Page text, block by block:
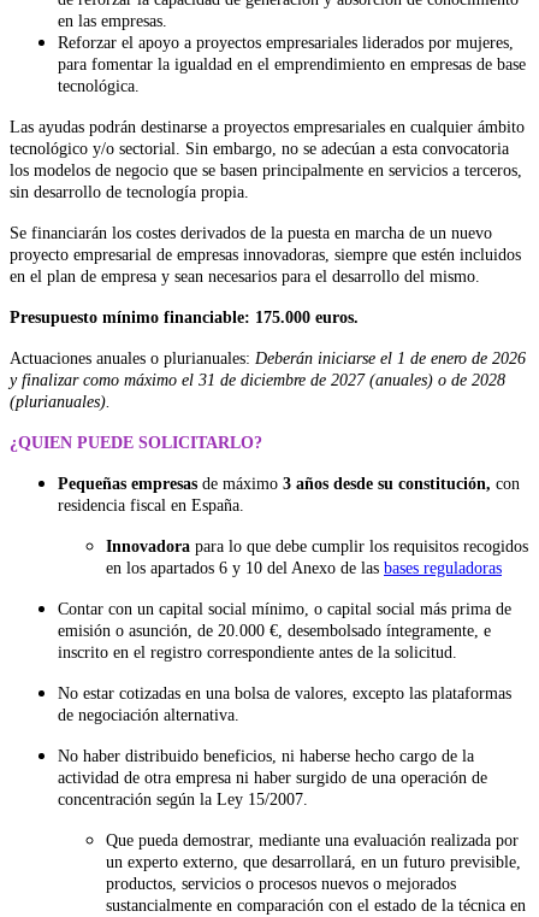
en las empresas.
Reforzar el apoyo a proyectos empresariales liderados por mujeres,
para fomentar la igualdad en el emprendimiento en empresas de base
tecnológica.
Las ayudas podrán destinarse a proyectos empresariales en cualquier ámbito
tecnológico y/o sectorial. Sin embargo, no se adecúan a esta convocatoria
los modelos de negocio que se basen principalmente en servicios a terceros,
sin desarrollo de tecnología propia.
Se financiarán los costes derivados de la puesta en marcha de un nuevo
proyecto empresarial de empresas innovadoras, siempre que estén incluidos
en el plan de empresa y sean necesarios para el desarrollo del mismo.
Presupuesto mínimo financiable: 175.000 euros.
Actuaciones anuales o plurianuales: Deberán iniciarse el 1 de enero de 2026
y finalizar como máximo el 31 de diciembre de 2027 (anuales) o de 2028
(plurianuales).
¿QUIEN PUEDE SOLICITARLO?
Pequeñas empresas de máximo 3 años desde su constitución, con
residencia fiscal en España.
Innovadora para lo que debe cumplir los requisitos recogidos
en los apartados 6 y 10 del Anexo de las bases reguladoras
Contar con un capital social mínimo, o capital social más prima de
emisión o asunción, de 20.000 €, desembolsado íntegramente, e
inscrito en el registro correspondiente antes de la solicitud.
No estar cotizadas en una bolsa de valores, excepto las plataformas
de negociación alternativa.
No haber distribuido beneficios, ni haberse hecho cargo de la
actividad de otra empresa ni haber surgido de una operación de
concentración según la Ley 15/2007.
Que pueda demostrar, mediante una evaluación realizada por
un experto externo, que desarrollará, en un futuro previsible,
productos, servicios o procesos nuevos o mejorados
sustancialmente en comparación con el estado de la técnica en